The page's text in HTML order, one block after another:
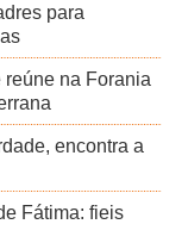
para
na Forania
encontra a
Fátima: fieis